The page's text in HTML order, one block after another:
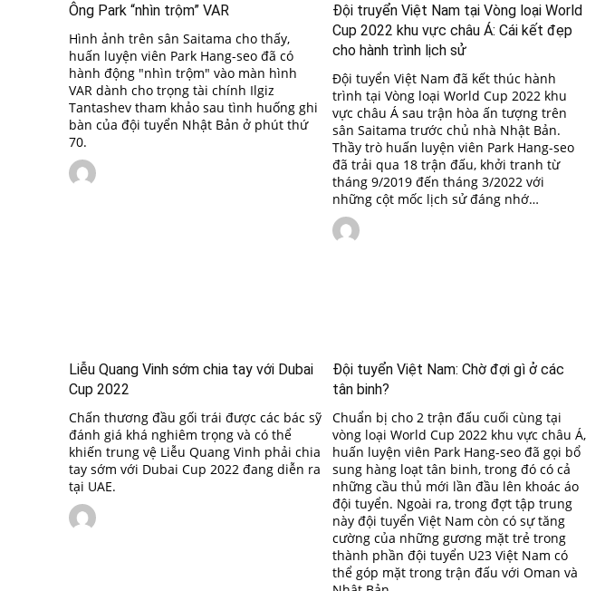
Ông Park “nhìn trộm” VAR
Hình ảnh trên sân Saitama cho thấy,
huấn luyện viên Park Hang-seo đã có
hành động "nhìn trộm" vào màn hình
VAR dành cho trọng tài chính Ilgiz
Tantashev tham khảo sau tình huống ghi
bàn của đội tuyển Nhật Bản ở phút thứ
70.
Đội truyển Việt Nam tại Vòng loại World
Cup 2022 khu vực châu Á: Cái kết đẹp
cho hành trình lịch sử
Đội tuyển Việt Nam đã kết thúc hành
trình tại Vòng loại World Cup 2022 khu
vực châu Á sau trận hòa ấn tượng trên
sân Saitama trước chủ nhà Nhật Bản.
Thầy trò huấn luyện viên Park Hang-seo
đã trải qua 18 trận đấu, khởi tranh từ
tháng 9/2019 đến tháng 3/2022 với
những cột mốc lịch sử đáng nhớ…
Liễu Quang Vinh sớm chia tay với Dubai
Cup 2022
Chấn thương đầu gối trái được các bác sỹ
đánh giá khá nghiêm trọng và có thể
khiến trung vệ Liễu Quang Vinh phải chia
tay sớm với Dubai Cup 2022 đang diễn ra
tại UAE.
Đội tuyển Việt Nam: Chờ đợi gì ở các
tân binh?
Chuẩn bị cho 2 trận đấu cuối cùng tại
vòng loại World Cup 2022 khu vực châu Á,
huấn luyện viên Park Hang-seo đã gọi bổ
sung hàng loạt tân binh, trong đó có cả
những cầu thủ mới lần đầu lên khoác áo
đội tuyển. Ngoài ra, trong đợt tập trung
này đội tuyển Việt Nam còn có sự tăng
cường của những gương mặt trẻ trong
thành phần đội tuyển U23 Việt Nam có
thể góp mặt trong trận đấu với Oman và